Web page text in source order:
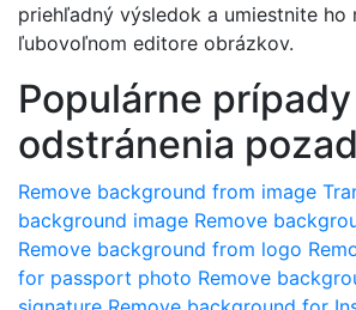
priehľadný výsledok a umiestnite ho
ľubovoľnom editore obrázkov.
Populárne
odstránenia
Remove background from image
background image Remove
Remove background from logo
for passport photo Remove